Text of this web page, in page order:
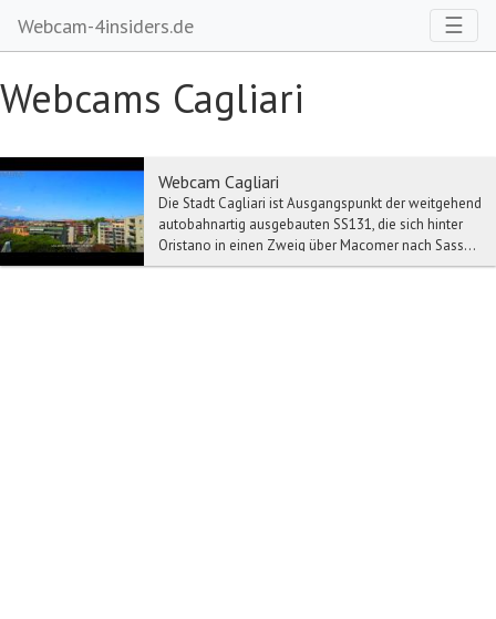
Webcam-4insiders.de ☰
Webcams Cagliari
Webcam Cagliari
Die Stadt Cagliari ist Ausgangspunkt der weitgehend
autobahnartig ausgebauten SS131, die sich hinter
Oristano in einen Zweig über Macomer nach Sass...